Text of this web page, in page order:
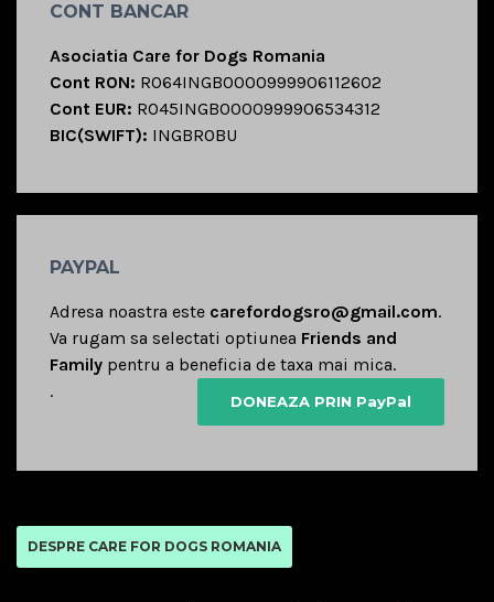
CONT BANCAR
Asociatia Care for Dogs Romania
Cont RON: RO64INGB0000999906112602
Cont EUR: RO45INGB0000999906534312
BIC(SWIFT): INGBROBU
PAYPAL
Adresa noastra este carefordogsro@gmail.com.
Va rugam sa selectati optiunea Friends and
Family pentru a beneficia de taxa mai mica.
DONEAZA PRIN PayPal
.
DESPRE CARE FOR DOGS ROMANIA